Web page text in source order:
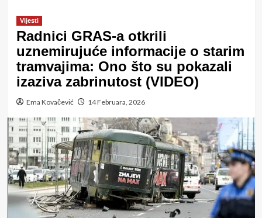
Vijesti
Radnici GRAS-a otkrili
uznemirujuće informacije o starim
tramvajima: Ono što su pokazali
izaziva zabrinutost (VIDEO)
Ema Kovačević 14 Februara, 2026